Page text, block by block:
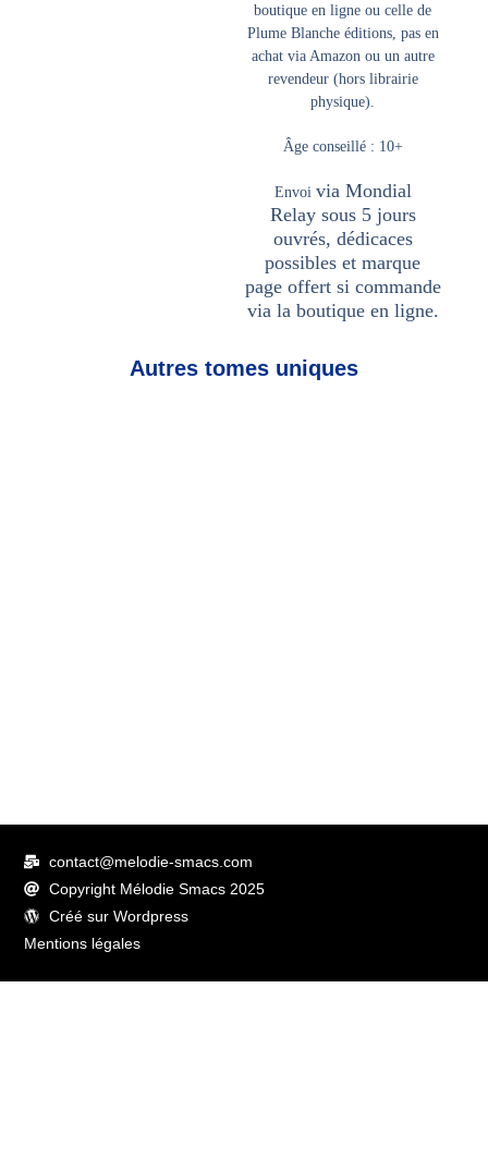
boutique en ligne ou celle de
Plume Blanche éditions, pas en
achat via Amazon ou un autre
revendeur (hors librairie
physique).
Âge conseillé: 10+
Envoi via Mondial
Relaysous 5 jours
ouvrés, dédicaces
possibles et marque
page offert si commande
via la boutique en ligne.
Autres tomes uniques
contact@melodie-smacs.com
Copyright Mélodie Smacs 2025
Créé sur Wordpress
Mentions légales